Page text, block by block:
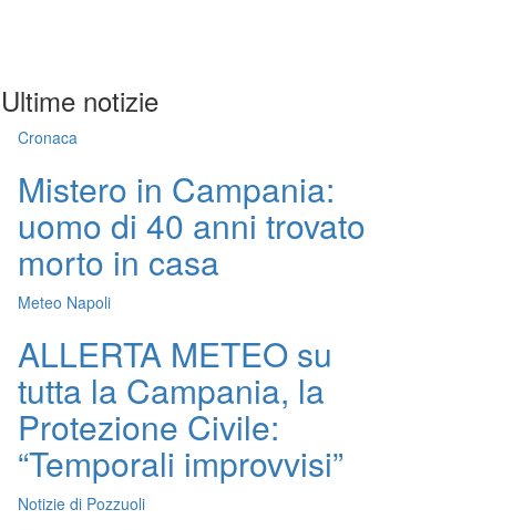
Ultime notizie
Cronaca
Mistero in Campania:
uomo di 40 anni trovato
morto in casa
Meteo Napoli
ALLERTA METEO su
tutta la Campania, la
Protezione Civile:
“Temporali improvvisi”
Notizie di Pozzuoli